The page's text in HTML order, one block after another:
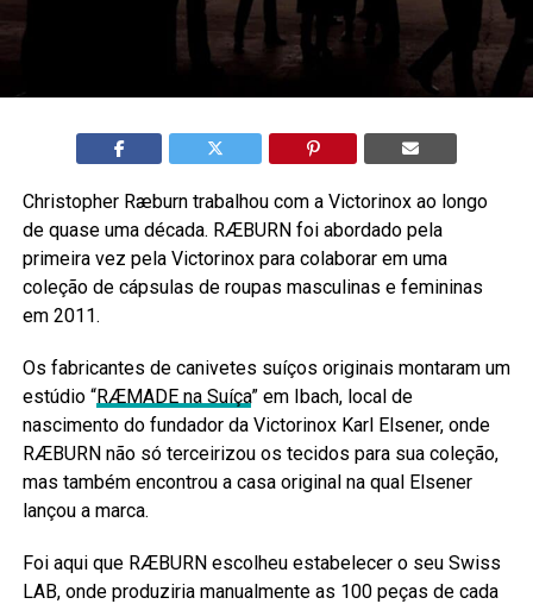
Christopher Ræburn trabalhou com a Victorinox ao longo
de quase uma década. RÆBURN foi abordado pela
primeira vez pela Victorinox para colaborar em uma
coleção de cápsulas de roupas masculinas e femininas
em 2011.
Os fabricantes de canivetes suíços originais montaram um
estúdio “RÆMADE na Suíça” em Ibach, local de
nascimento do fundador da Victorinox Karl Elsener, onde
RÆBURN não só terceirizou os tecidos para sua coleção,
mas também encontrou a casa original na qual Elsener
lançou a marca.
Foi aqui que RÆBURN escolheu estabelecer o seu Swiss
LAB, onde produziria manualmente as 100 peças de cada